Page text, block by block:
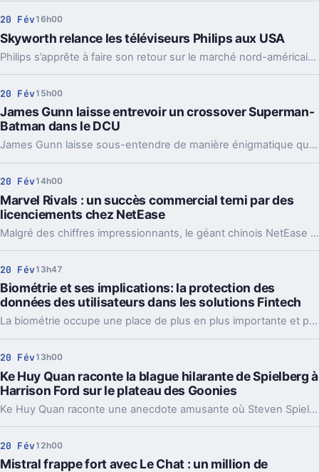
20 Fév16h00
Skyworth relance les téléviseurs Philips aux USA
Philips s’apprête à faire son retour sur le marché nord-américain, mais à travers une alliance avec le fabricant chinois Skyworth.
20 Fév15h00
James Gunn laisse entrevoir un crossover Superman-
Batman dans le DCU
James Gunn laisse sous-entendre de manière énigmatique que l'univers cinématographique de DC pourrait bien préparer le terrain pour une rencontre épique entre Superman et Batman.
20 Fév14h00
Marvel Rivals : un succès commercial terni par des
licenciements chez NetEase
Malgré des chiffres impressionnants, le géant chinois NetEase a décidé de se séparer de plusieurs membres clés de son équipe de développement.
20 Fév13h47
Biométrie et ses implications: la protection des
données des utilisateurs dans les solutions Fintech
La biométrie occupe une place de plus en plus importante et progresse grandement dans les applications et services financiers numériques.
20 Fév13h00
Ke Huy Quan raconte la blague hilarante de Spielberg à
Harrison Ford sur le plateau des Goonies
Ke Huy Quan raconte une anecdote amusante où Steven Spielberg a fait une énorme farce à Harrison Ford, la star d'Indiana Jones, lors de sa visite sur le plateau de tournage des Goonies.
20 Fév12h00
Mistral frappe fort avec Le Chat : un million de